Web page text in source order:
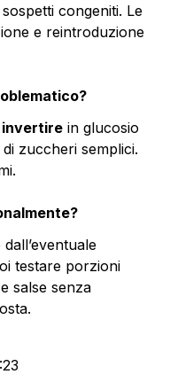
sospetti congeniti. Le
e reintroduzione
invertire in glucosio
zuccheri semplici.
dall’eventuale
testare porzioni
salse senza